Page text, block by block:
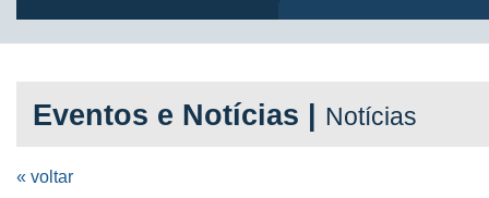
Eventos e Notícias | Notícias
« voltar